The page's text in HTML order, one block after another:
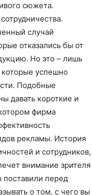
сюжета.
случай
отказались бы от
Но это – лишь
успешно
Подобные
давать короткие и
фирма
рекламы. История
и сотрудников,
внимание зрителя
поставили перед
о том, с чего вы